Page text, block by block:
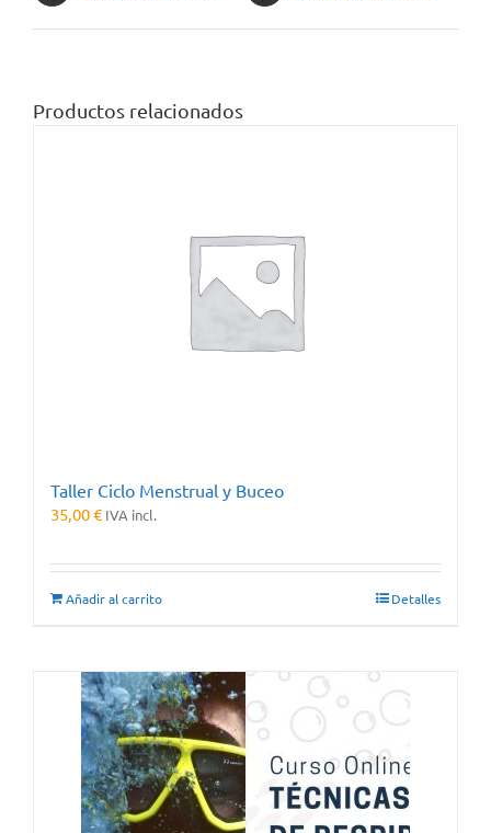
Productos relacionados
Taller Ciclo Menstrual y Buceo
35,00€ IVA incl.
Añadir al carrito Detalles